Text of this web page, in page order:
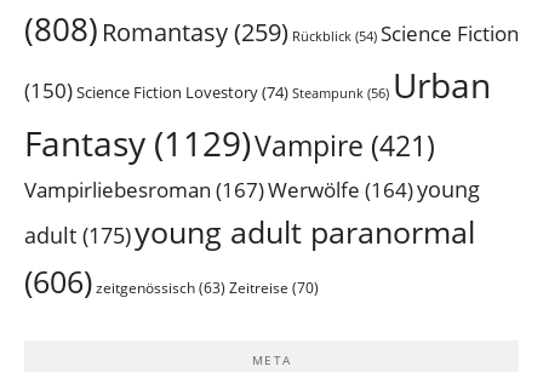
(808) Romantasy(259) Rückblick (54) Science Fiction
(150)Science Fiction Lovestory(74) Steampunk (56) Urban
Fantasy (1129)Vampire (421)
Vampirliebesroman (167)Werwölfe (164)young
adult (175)young adult paranormal
(606) zeitgenössisch (63) Zeitreise (70)
META